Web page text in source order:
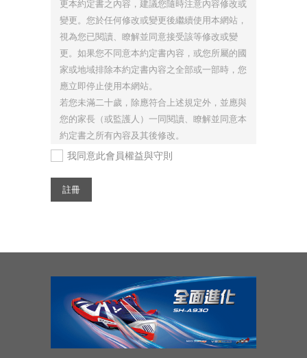
更本約定書之內容，建議您隨時注意內容修改或
變更。您於任何修改或變更後繼續使用本網站，
視為您已閱讀、瞭解並同意接受該等修改或變
更。如果您不同意本約定書內容，或您所屬的國
家或地域排除本約定書內容之全部或一部時，您
應立即停止使用本網站。
若您未滿二十歲，除應符合上述規定外，並應與
您的家長（或監護人）一同閱讀、瞭解並同意本
約定書之所有內容及其後修改。
您的隱私權我們絕對尊重並給予保護，絕不會向
料，作為日後更完善的服務。並請勿將您的帳號
的商業交易行為等，違反本規定時，我們有權終
止或暫停您的權益。
訂單付款與運送
我同意此會員權益與守則
註冊